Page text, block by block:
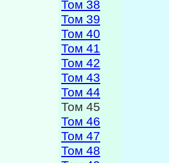
Том 38
Том 39
Том 40
Том 41
Том 42
Том 43
Том 44
Том 45
Том 46
Том 47
Том 48